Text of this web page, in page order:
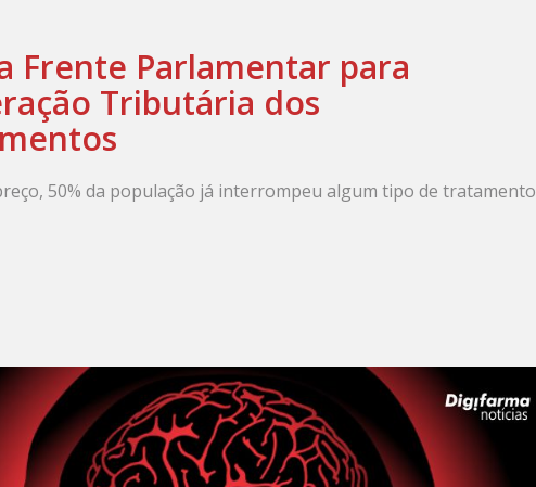
Frente Parlamentar para
Tributária dos
50% da população já interrompeu algum tipo de tratamento